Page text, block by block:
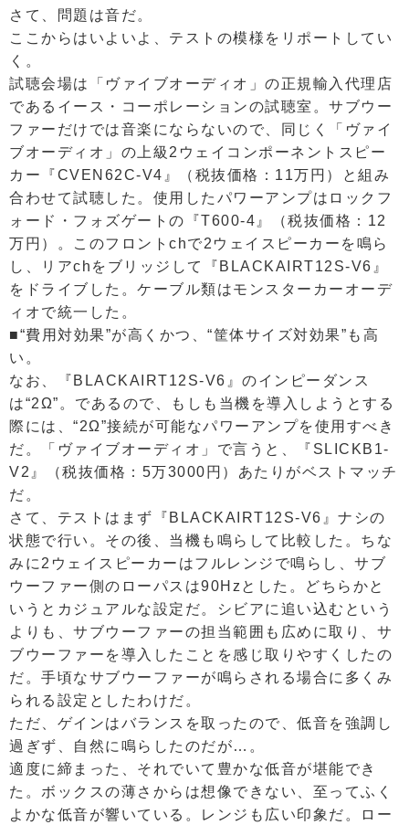
さて、問題は音だ。
ここからはいよいよ、テストの模様をリポートしてい
く。
試聴会場は「ヴァイブオーディオ」の正規輸入代理店
であるイース・コーポレーションの試聴室。サブウー
ファーだけでは音楽にならないので、同じく「ヴァイ
ブオーディオ」の上級2ウェイコンポーネントスピー
カー『CVEN62C-V4』（税抜価格：11万円）と組み
合わせて試聴した。使用したパワーアンプはロックフ
ォード・フォズゲートの『T600-4』（税抜価格：12
万円）。このフロントchで2ウェイスピーカーを鳴ら
し、リアchをブリッジして『BLACKAIRT12S-V6』
をドライブした。ケーブル類はモンスターカーオーデ
ィオで統一した。
■“費用対効果”が高くかつ、“筐体サイズ対効果”も高
い。
なお、『BLACKAIRT12S-V6』のインピーダンス
は“2Ω”。であるので、もしも当機を導入しようとする
際には、“2Ω”接続が可能なパワーアンプを使用すべき
だ。「ヴァイブオーディオ」で言うと、『SLICKB1-
V2』（税抜価格：5万3000円）あたりがベストマッチ
だ。
さて、テストはまず『BLACKAIRT12S-V6』ナシの
状態で行い。その後、当機も鳴らして比較した。ちな
みに2ウェイスピーカーはフルレンジで鳴らし、サブ
ウーファー側のローパスは90Hzとした。どちらかと
いうとカジュアルな設定だ。シビアに追い込むという
よりも、サブウーファーの担当範囲も広めに取り、サ
ブウーファーを導入したことを感じ取りやすくしたの
だ。手頃なサブウーファーが鳴らされる場合に多くみ
られる設定としたわけだ。
ただ、ゲインはバランスを取ったので、低音を強調し
過ぎず、自然に鳴らしたのだが…。
適度に締まった、それでいて豊かな低音が堪能でき
た。ボックスの薄さからは想像できない、至ってふく
よかな低音が響いている。レンジも広い印象だ。ロー